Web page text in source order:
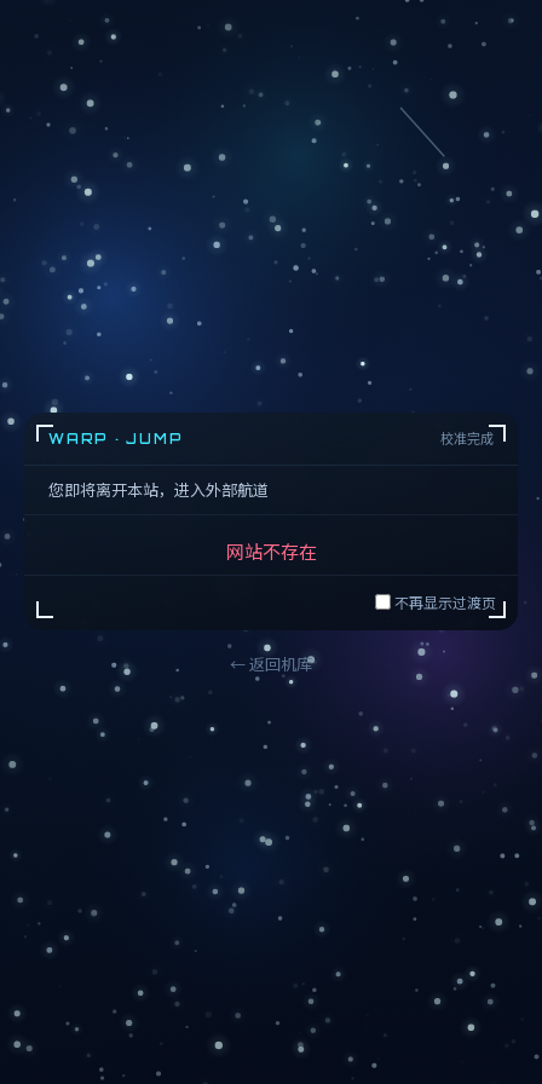
WARP · JUMP 校准完成
您即将离开本站，进入外部航道
网站不存在
不再显示过渡页
← 返回机库